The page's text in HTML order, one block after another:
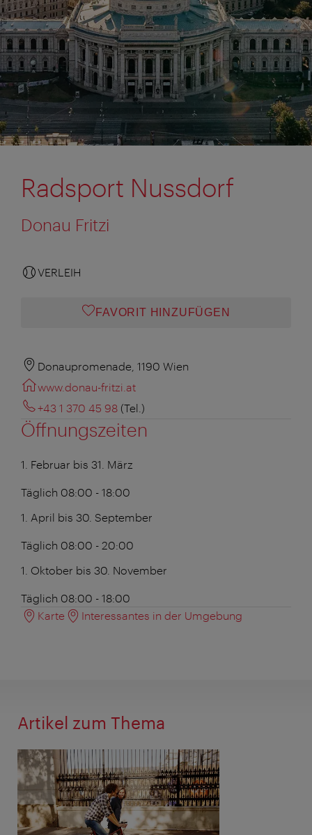
Radsport Nussdorf
Donau Fritzi
VERLEIH
FAVORIT HINZUFÜGEN
Donaupromenade, 1190 Wien
www.donau-fritzi.at
+43 1 370 45 98 (Tel.)
Öffnungszeiten
1. Februar bis 31. März
Täglich 08:00 - 18:00
1. April bis 30. September
Täglich 08:00 - 20:00
1. Oktober bis 30. November
Täglich 08:00 - 18:00
Karte
Interessantes in der Umgebung
Artikel zum Thema